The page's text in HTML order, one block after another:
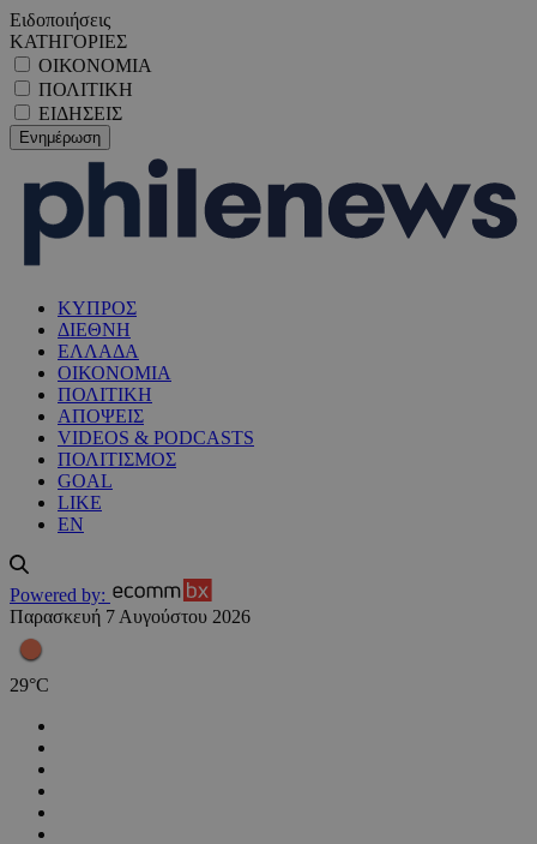
Ειδοποιήσεις
ΚΑΤΗΓΟΡΙΕΣ
ΟΙΚΟΝΟΜΙΑ
ΠΟΛΙΤΙΚΗ
ΕΙΔΗΣΕΙΣ
ΚΥΠΡΟΣ
ΔΙΕΘΝΗ
ΕΛΛΑΔΑ
ΟΙΚΟΝΟΜΙΑ
ΠΟΛΙΤΙΚΗ
ΑΠΟΨΕΙΣ
VIDEOS & PODCASTS
ΠΟΛΙΤΙΣΜΟΣ
GOAL
LIKE
EN
Powered by:
Παρασκευή 7 Αυγούστου 2026
29°C